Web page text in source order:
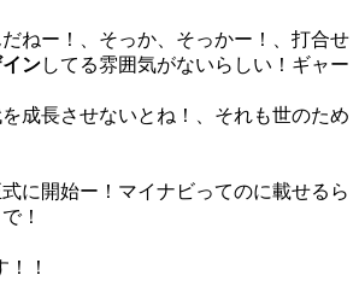
ねー！、そっか、そっかー！、打合せ
ンしてる雰囲気がないらしい！ギャー
成長させないとね！、それも世のため
に開始ー！マイナビってのに載せるら
！
！